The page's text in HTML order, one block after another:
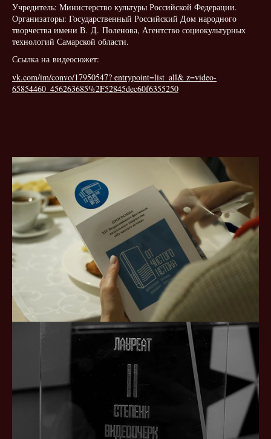
Учредитель: Министерство культуры Российской Федерации.
Организаторы: Государственный Российский Дом народного
творчества имени В. Д. Поленова, Агентство социокультурных
технологий Самарской области.
Ссылка на видеосюжет:
vk.com/im/convo/17950547? entrypoint=list_all& z=video-
65854460_456263685%2F52845dec60f6355250